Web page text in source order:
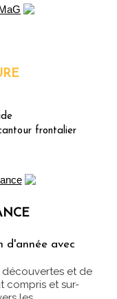
frontalier
d'année avec
découvertes et de
compris et sur-